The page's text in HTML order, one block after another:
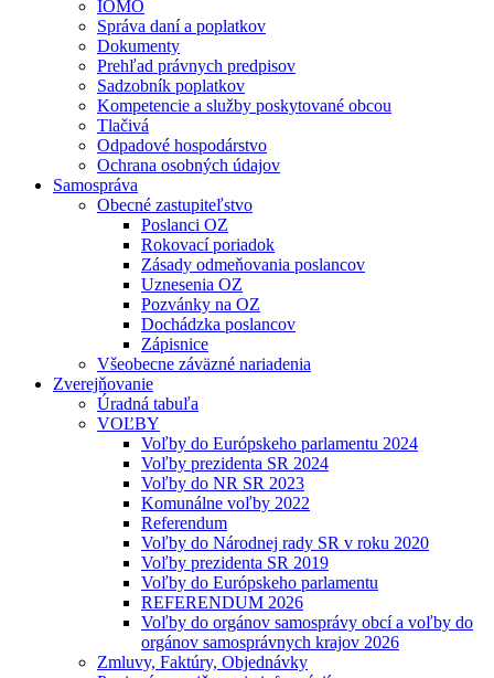
IOMO
Správa daní a poplatkov
Dokumenty
Prehľad právnych predpisov
Sadzobník poplatkov
Kompetencie a služby poskytované obcou
Tlačivá
Odpadové hospodárstvo
Ochrana osobných údajov
Samospráva
Obecné zastupiteľstvo
Poslanci OZ
Rokovací poriadok
Zásady odmeňovania poslancov
Uznesenia OZ
Pozvánky na OZ
Dochádzka poslancov
Zápisnice
Všeobecne záväzné nariadenia
Zverejňovanie
Úradná tabuľa
VOĽBY
Voľby do Európskeho parlamentu 2024
Voľby prezidenta SR 2024
Voľby do NR SR 2023
Komunálne voľby 2022
Referendum
Voľby do Národnej rady SR v roku 2020
Voľby prezidenta SR 2019
Voľby do Európskeho parlamentu
REFERENDUM 2026
Voľby do orgánov samosprávy obcí a voľby do
orgánov samosprávnych krajov 2026
Zmluvy, Faktúry, Objednávky